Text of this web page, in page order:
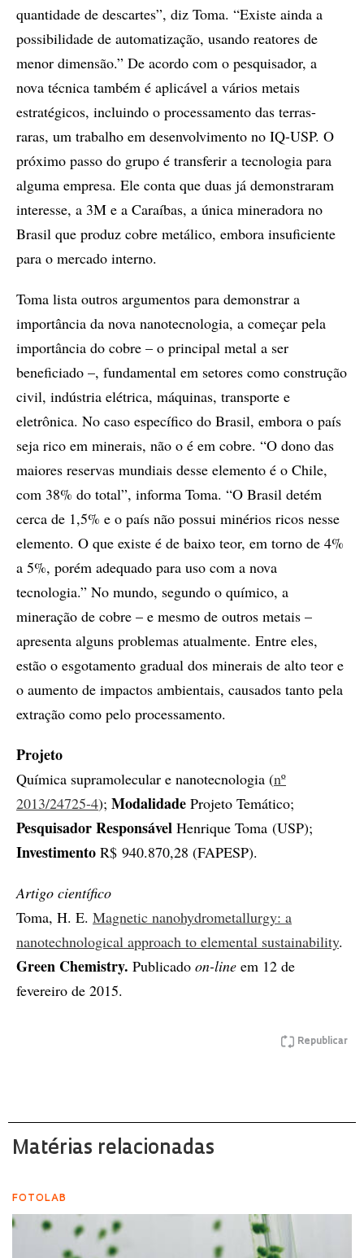
quantidade de descartes”, diz Toma. “Existe ainda a
possibilidade de automatização, usando reatores de
menor dimensão.” De acordo com o pesquisador, a
nova técnica também é aplicável a vários metais
estratégicos, incluindo o processamento das terras-
raras, um trabalho em desenvolvimento no IQ-USP. O
próximo passo do grupo é transferir a tecnologia para
alguma empresa. Ele conta que duas já demonstraram
interesse, a 3M e a Caraíbas, a única mineradora no
Brasil que produz cobre metálico, embora insuficiente
para o mercado interno.
Toma lista outros argumentos para demonstrar a
importância da nova nanotecnologia, a começar pela
importância do cobre – o principal metal a ser
beneficiado –, fundamental em setores como construção
civil, indústria elétrica, máquinas, transporte e
eletrônica. No caso específico do Brasil, embora o país
seja rico em minerais, não o é em cobre. “O dono das
maiores reservas mundiais desse elemento é o Chile,
com 38% do total”, informa Toma. “O Brasil detém
cerca de 1,5% e o país não possui minérios ricos nesse
elemento. O que existe é de baixo teor, em torno de 4%
a 5%, porém adequado para uso com a nova
tecnologia.” No mundo, segundo o químico, a
mineração de cobre – e mesmo de outros metais –
apresenta alguns problemas atualmente. Entre eles,
estão o esgotamento gradual dos minerais de alto teor e
o aumento de impactos ambientais, causados tanto pela
extração como pelo processamento.
Projeto
Química supramolecular e nanotecnologia (nº
2013/24725-4); Modalidade Projeto Temático;
Pesquisador Responsável Henrique Toma (USP);
Investimento R$ 940.870,28 (FAPESP).
Artigo científico
Toma, H. E. Magnetic nanohydrometallurgy: a
nanotechnological approach to elemental sustainability.
Green Chemistry. Publicado on-line em 12 de
fevereiro de 2015.
Republicar